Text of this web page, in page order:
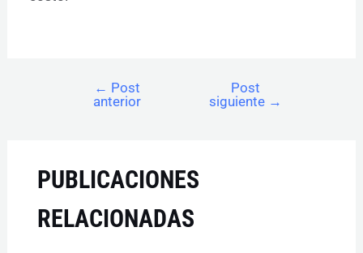
← Post
anterior
Post
siguiente →
PUBLICACIONES
RELACIONADAS